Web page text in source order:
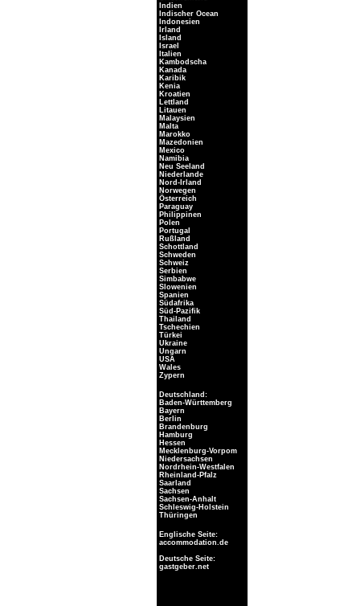
Indien
Indischer Ocean
Indonesien
Irland
Island
Israel
Italien
Kambodscha
Kanada
Karibik
Kenia
Kroatien
Lettland
Litauen
Malaysien
Malta
Marokko
Mazedonien
Mexico
Namibia
Neu Seeland
Niederlande
Nord-Irland
Norwegen
Österreich
Paraguay
Philippinen
Polen
Portugal
Rußland
Schottland
Schweden
Schweiz
Serbien
Simbabwe
Slowenien
Spanien
Südafrika
Süd-Pazifik
Thailand
Tschechien
Türkei
Ukraine
Ungarn
USA
Wales
Zypern
Deutschland:
Baden-Württemberg
Bayern
Berlin
Brandenburg
Hamburg
Hessen
Mecklenburg-Vorpom
Niedersachsen
Nordrhein-Westfalen
Rheinland-Pfalz
Saarland
Sachsen
Sachsen-Anhalt
Schleswig-Holstein
Thüringen
Englische Seite:
accommodation.de
Deutsche Seite:
gastgeber.net